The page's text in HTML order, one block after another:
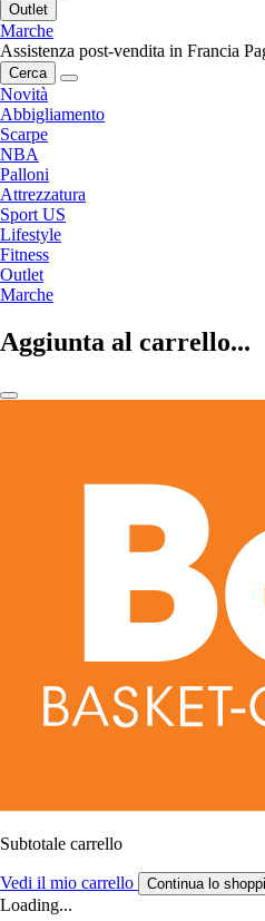
Outlet
Marche
Assistenza post-vendita in Francia
Cerca
Novità
Abbigliamento
Scarpe
NBA
Palloni
Attrezzatura
Sport US
Lifestyle
Fitness
Outlet
Marche
Aggiunta al carrello...
Subtotale carrello
Vedi il mio carrello Continua lo
Loading...